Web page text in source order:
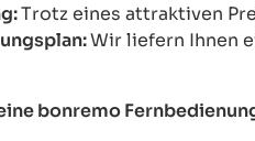
Trotz eines attraktiven
Wir liefern Ihnen
bonremo